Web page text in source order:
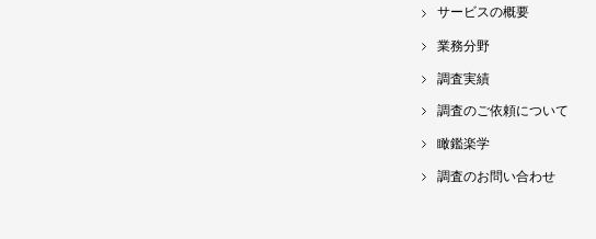
サービスの概要
業務分野
調査実績
調査のご依頼について
瞰鑑楽学
調査のお問い合わせ